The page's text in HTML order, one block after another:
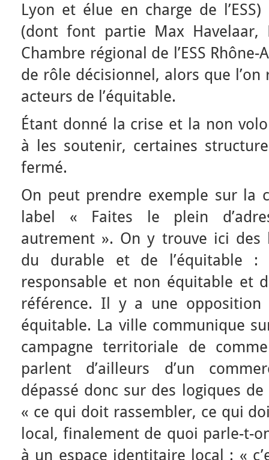
Lyon et élue en charge de
(dont font partie Max Havelaar,
Chambre régional de l’ESS
de rôle décisionnel, alors que
acteurs de l’équitable.
Étant donné la crise et la non
à les soutenir, certaines
fermé.
On peut prendre exemple sur la
label « Faites le plein
autrement ». On y trouve ici des
du durable et de l’équitable :
responsable et non équitable et
référence. Il y a une
équitable. La ville communique
campagne territoriale de
parlent d’ailleurs d’un
dépassé donc sur des logiques
« ce qui doit rassembler, ce qui
local, finalement de quoi parle-t-
à un espace identitaire local : «